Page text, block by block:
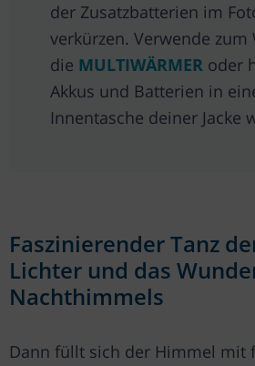
der Zusatzbatterien im
verkürzen. Verwende zum
die MULTIWÄRMER oder
Akkus und Batterien in
Innentasche deiner Jacke
Faszinierender Tanz
Lichter und das
Nachthimmels
Dann füllt sich der Himmel mit